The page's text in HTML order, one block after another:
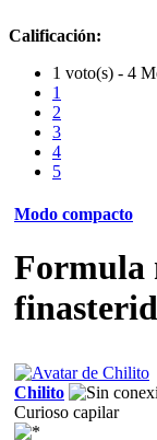
Calificación:
1 voto(s) - 4
1
2
3
4
5
Modo compacto
Formula
Chilito
Curioso capilar